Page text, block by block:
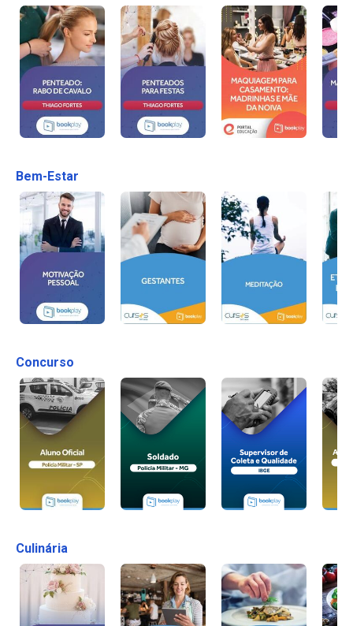
Bem-Estar
Concurso
Culinária